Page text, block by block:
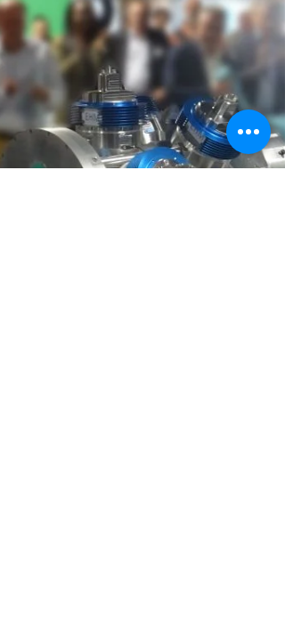
L'annonce des trois arrêtés
gouvernementaux le 24 octobre 2023
marque un tournant majeur dans le monde
du rétrofit, notamment pour les...